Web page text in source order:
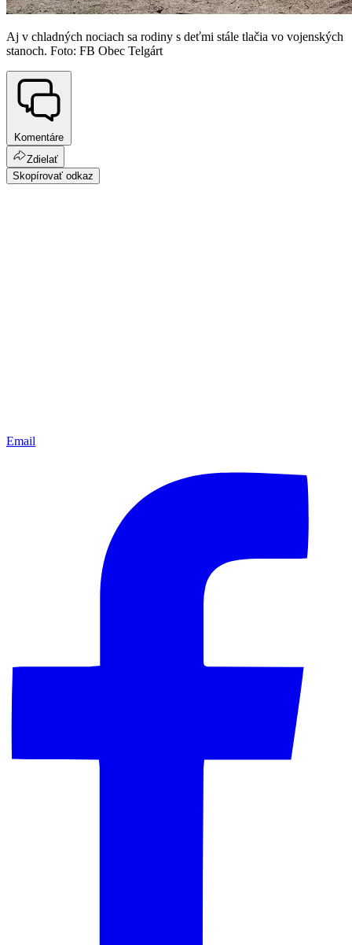
Aj v chladných nociach sa rodiny s deťmi stále tlačia vo vojenských
stanoch. Foto: FB Obec Telgárt
Komentáre
Zdielať
Skopírovať odkaz
Email